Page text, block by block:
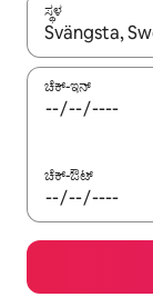
ಸ್ಥಳ
ಫಲಿತಾಂಶಗಳು
ಚೆಕ್-ಇನ್
ಚೆಕ್-ಔಟ್